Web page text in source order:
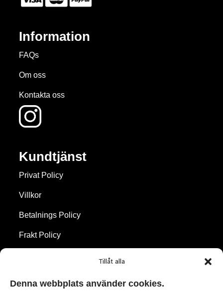
Tillåt alla
Denna webbplats använder cookies.
Information
FAQs
Om oss
Kontakta oss
Kundtjänst
Privat Policy
Villkor
Betalnings Policy
Frakt Policy